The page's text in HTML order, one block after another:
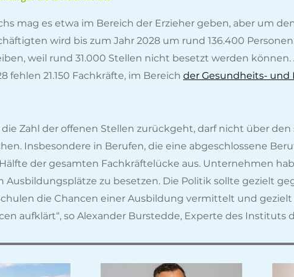
mag es etwa im Bereich der Erzieher geben, aber um
wird bis zum Jahr 2028 um rund 136.400
weil rund 31.000 Stellen nicht besetzt werden
fehlen 21.150 Fachkräfte, im Bereich der Gesundheits- und
die Zahl der offenen Stellen zurückgeht, darf nicht über
Insbesondere in Berufen, die eine abgeschlossene
der gesamten Fachkräftelücke aus. Unternehmen
Ausbildungsplätze zu besetzen. Die Politik sollte gezielt
die Chancen einer Ausbildung vermittelt und
aufklärt“, so Alexander Burstedde, Experte des